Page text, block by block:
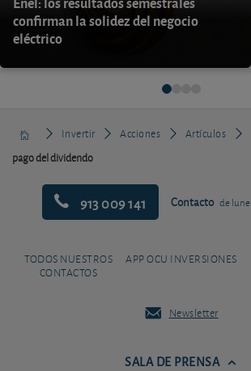
confirman la solidez del negocio
eléctrico
Invertir Acciones Artículos
pago del dividendo
913 009 141 Contacto de
TODOS NUESTROS
CONTACTOS
APP OCU INVERSIONES
Newsletter
SALA DE PRENSA